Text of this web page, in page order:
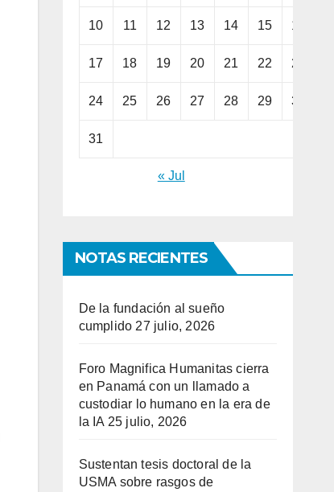
10 11 12 13 14 15 16
17 18 19 20 21 22 23
24 25 26 27 28 29 30
31
« Jul
NOTAS RECIENTES
De la fundación al sueño
cumplido 27 julio, 2026
Foro Magnifica Humanitas cierra
en Panamá con un llamado a
custodiar lo humano en la era de
la IA 25 julio, 2026
Sustentan tesis doctoral de la
USMA sobre rasgos de